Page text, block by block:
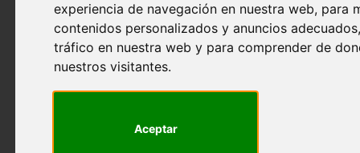
experiencia de navegación en nuestra web, para
contenidos personalizados y anuncios
tráfico en nuestra web y para comprender de
nuestros visitantes.
Aceptar
En los últimos años, Python se ha convertido en uno
utilización en el día a día.